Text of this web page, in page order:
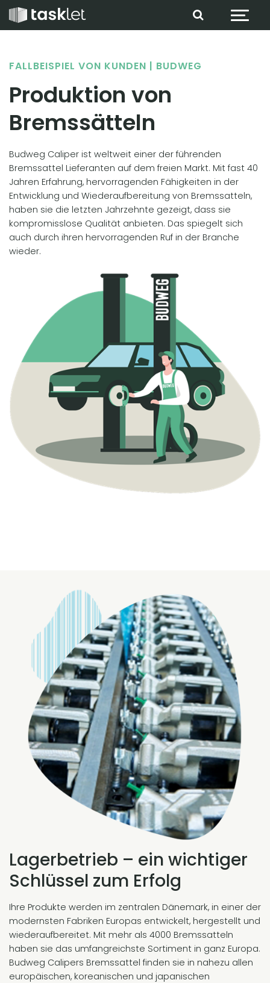
Zum Inhalt springen
FALLBEISPIEL VON KUNDEN | BUDWEG
Produktion von
Bremssätteln
Budweg Caliper ist weltweit einer der führenden
Bremssattel Lieferanten auf dem freien Markt. Mit fast 40
Jahren Erfahrung, hervorragenden Fähigkeiten in der
Entwicklung und Wiederaufbereitung von Bremssatteln,
haben sie die letzten Jahrzehnte gezeigt, dass sie
kompromisslose Qualität anbieten. Das spiegelt sich
auch durch ihren hervorragenden Ruf in der Branche
wieder.
Lagerbetrieb – ein wichtiger
Schlüssel zum Erfolg
Ihre Produkte werden im zentralen Dänemark, in einer der
modernsten Fabriken Europas entwickelt, hergestellt und
wiederaufbereitet. Mit mehr als 4000 Bremssatteln
haben sie das umfangreichste Sortiment in ganz Europa.
Budweg Calipers Bremssattel finden sie in nahezu allen
europäischen, koreanischen und japanischen